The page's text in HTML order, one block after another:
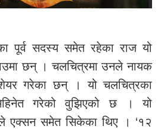
पूर्व सदस्य समेत रहेका राज यो
छन् । चलचित्रमा उनले नायक
गरेका छन् । यो चलचित्रका
गरेको वुझिएको छ । यो
एक्सन समेत सिकेका थिए । ‘१२